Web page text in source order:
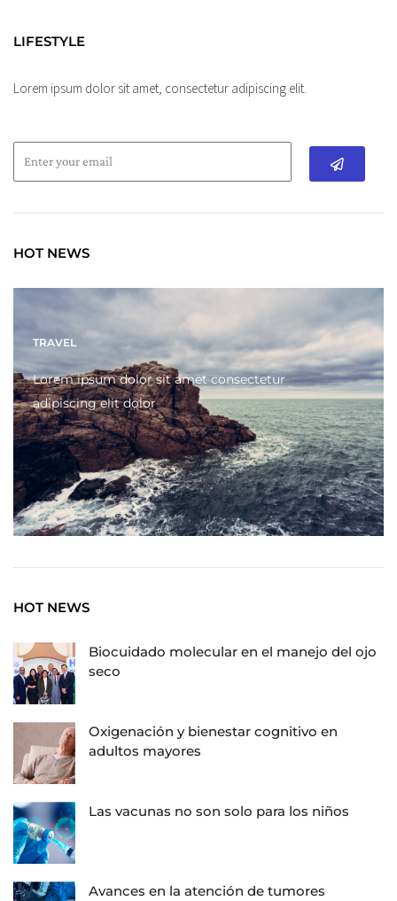
LIFESTYLE
Lorem ipsum dolor sit amet, consectetur adipiscing elit.
Submit
HOT NEWS
TRAVEL
Lorem ipsum dolor sit amet consectetur
adipiscing elit dolor
HOT NEWS
Biocuidado molecular en el manejo del ojo
seco
Oxigenación y bienestar cognitivo en
adultos mayores
Las vacunas no son solo para los niños
Avances en la atención de tumores